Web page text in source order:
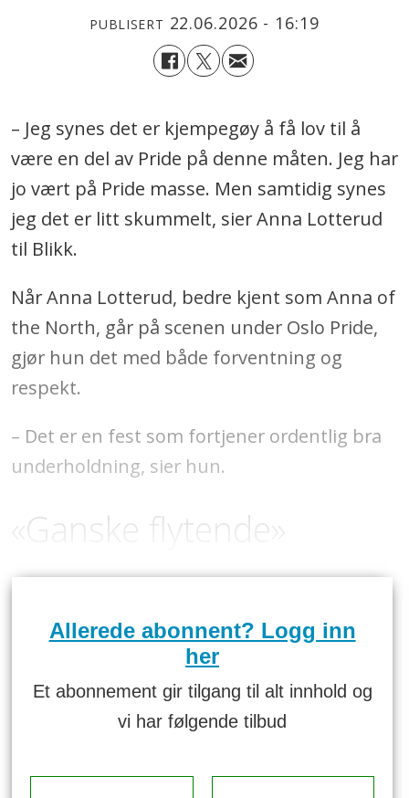
PUBLISERT 22.06.2026 - 16:19
– Jeg synes det er kjempegøy å få lov til å
være en del av Pride på denne måten. Jeg har
jo vært på Pride masse. Men samtidig synes
jeg det er litt skummelt, sier Anna Lotterud
til Blikk.
Når Anna Lotterud, bedre kjent som Anna of
the North, går på scenen under Oslo Pride,
gjør hun det med både forventning og
respekt.
– Det er en fest som fortjener ordentlig bra
underholdning, sier hun.
«Ganske flytende»
Allerede abonnent? Logg inn
her
Et abonnement gir tilgang til alt innhold og
vi har følgende tilbud